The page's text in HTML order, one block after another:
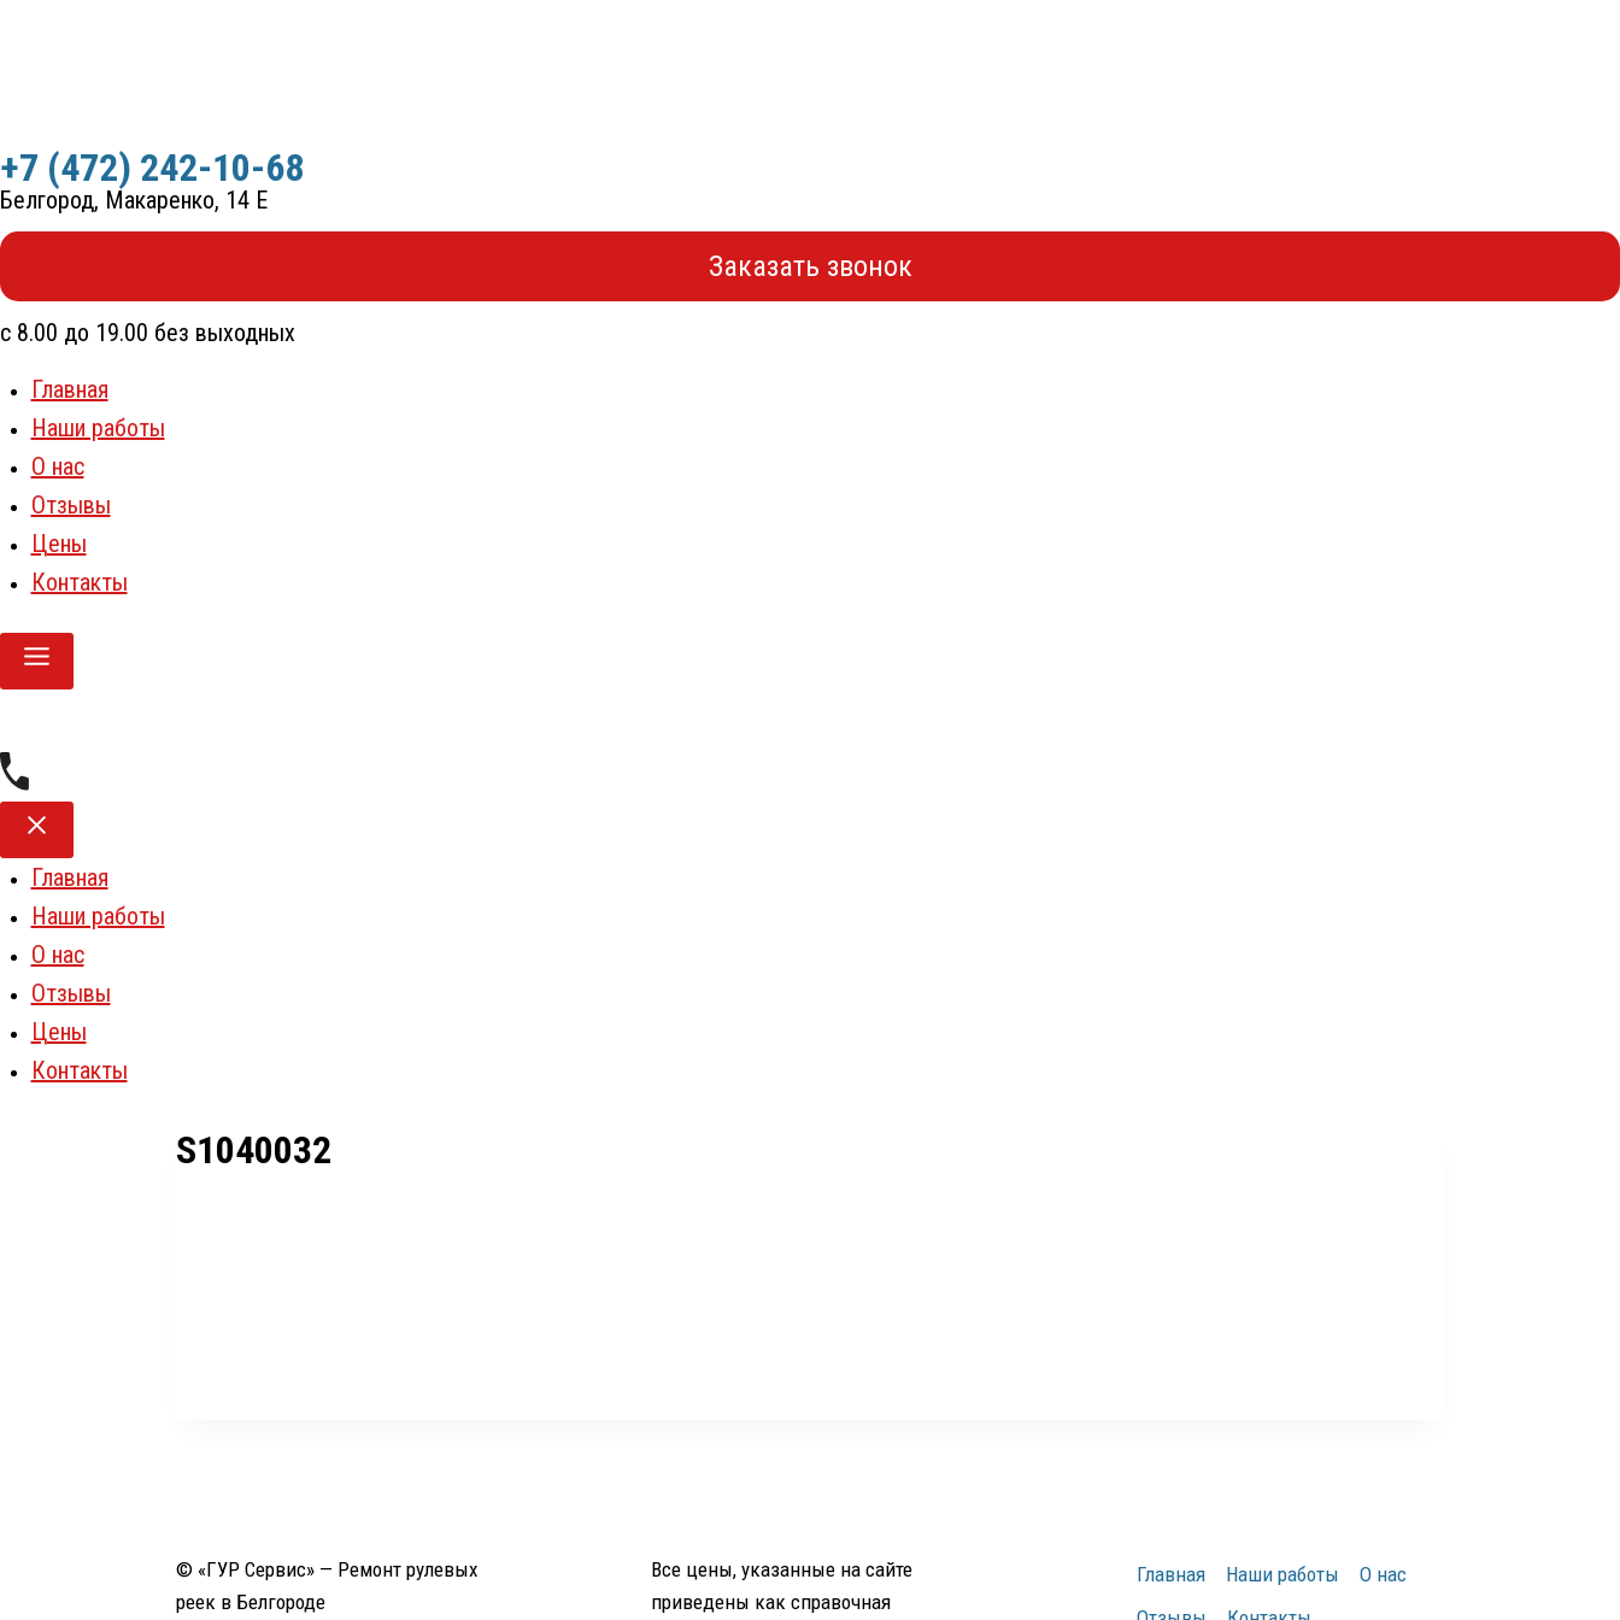
+7 (472) 242-10-68
Белгород, Макаренко, 14 Е
Заказать звонок
с 8.00 до 19.00 без выходных
Главная
Наши работы
О нас
Отзывы
Цены
Контакты
Главная
Наши работы
О нас
Отзывы
Цены
Контакты
S1040032
© «ГУР Сервис» — Ремонт рулевых
реек в Белгороде
Все цены, указанные на сайте
приведены как справочная
Главная Наши работы
О нас